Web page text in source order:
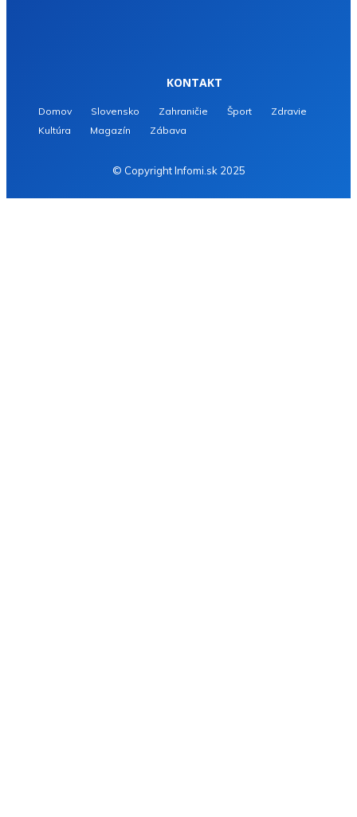
KONTAKT
Domov Slovensko Zahraničie Šport
Zdravie
Kultúra
Magazín Zábava
© Copyright Infomi.sk 2025